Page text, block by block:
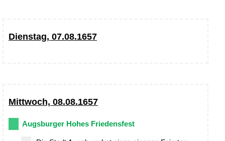
Dienstag, 07.08.1657
Mittwoch, 08.08.1657
Augsburger Hohes Friedensfest